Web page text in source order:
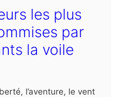
les plus
par
la voile
l’aventure, le vent